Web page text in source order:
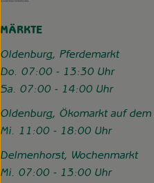
MÄRKTE
Oldenburg, Pferdemarkt
Do. 07:00 - 13:30 Uhr
Sa. 07:00 - 14:00 Uhr
Oldenburg, Ökomarkt auf dem
Mi. 11:00 - 18:00 Uhr
Delmenhorst, Wochenmarkt
Mi. 07:00 - 13:00 Uhr